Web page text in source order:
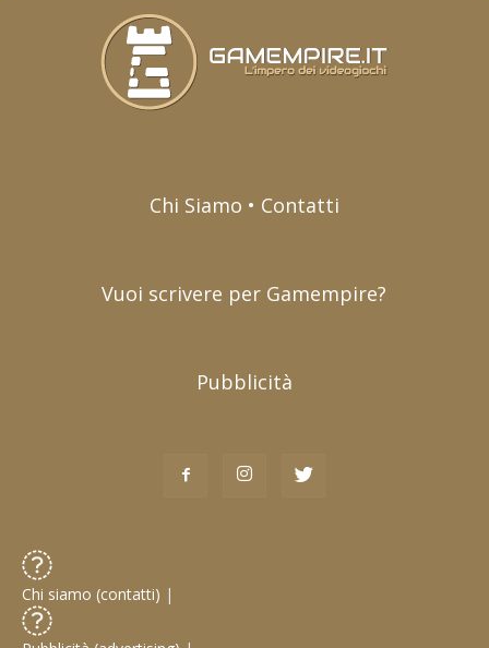
Chi Siamo • Contatti
Vuoi scrivere per Gamempire?
Pubblicità
Chi siamo (contatti) |